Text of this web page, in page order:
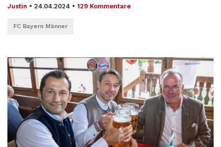
Justin • 24.04.2024 • 129 Kommentare
FC Bayern Männer